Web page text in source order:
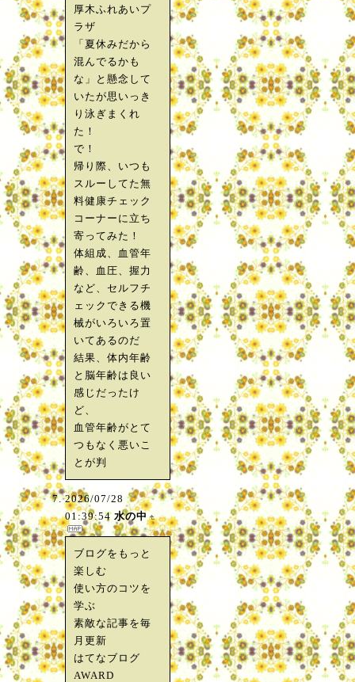
厚木ふれあいプ
ラザ
「夏休みだから
混んでるかも
な」と懸念して
いたが思いっき
り泳ぎまくれ
た！
で！
帰り際、いつも
スルーしてた無
料健康チェック
コーナーに立ち
寄ってみた！
体組成、血管年
齢、血圧、握力
など、セルフチ
ェックできる機
械がいろいろ置
いてあるのだ
結果、体内年齢
と脳年齢は良い
感じだったけ
ど、
血管年齢がとて
つもなく悪いこ
とが判
2026/07/28
01:39:54 水の中
ブログをもっと
楽しむ
使い方のコツを
学ぶ
素敵な記事を毎
月更新
はてなブログ
AWARD